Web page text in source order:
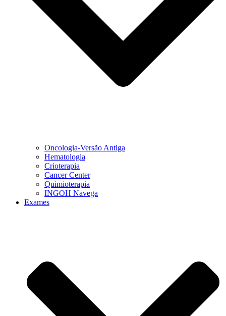
Oncologia-Versão Antiga
Hematologia
Crioterapia
Cancer Center
Quimioterapia
INGOH Navega
Exames